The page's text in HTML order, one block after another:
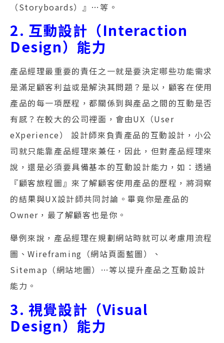
（Storyboards）』…等。
2. 互動設計（Interaction
Design）能力
產品經理最重要的責任之一就是要決定哪些功能需求
是滿足顧客利益或是解決其問題？是以，顧客在使用
產品的每一項歷程，都關係到與產品之間的互動是否
有感？在較大的公司裡面，會由UX（User
eXperience） 設計師來負責產品的互動設計，小公
司就只能靠產品經理來兼任，因此，但對產品經理來
說，還是必須要具備基本的互動設計能力，如：透過
『顧客旅程圖』來了解顧客使用產品的歷程，將洞察
的結果與UX設計師共同討論。畢竟你是產品的
Owner，最了解顧客也是你。
舉例來說，產品經理在規劃網站時就可以考慮用流程
圖、Wireframing（網站頁面藍圖）、
Sitemap（網站地圖）…等以提升產品之互動設計
能力。
3. 視覺設計（Visual
Design）能力